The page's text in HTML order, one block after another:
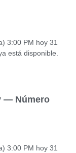
3:00 PM hoy 31
está disponible.
— Número
3:00 PM hoy 31